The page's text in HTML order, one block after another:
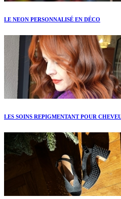
LE NEON PERSONNALISÉ EN DÉCO
LES SOINS REPIGMENTANT POUR